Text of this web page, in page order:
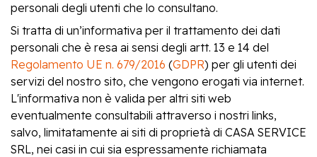
personali degli utenti che lo consultano.
Si tratta di un’informativa per il trattamento dei dati
personali che è resa ai sensi degli artt. 13 e 14 del
Regolamento UE n. 679/2016 (GDPR) per gli utenti dei
servizi del nostro sito, che vengono erogati via internet.
L'informativa non è valida per altri siti web
eventualmente consultabili attraverso i nostri links,
salvo, limitatamente ai siti di proprietà di CASA SERVICE
SRL, nei casi in cui sia espressamente richiamata